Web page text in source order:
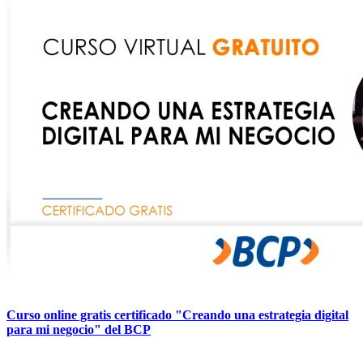
Curso online gratis certificado "Creando una estrategia digital
para mi negocio" del BCP